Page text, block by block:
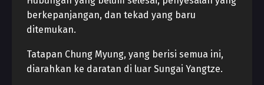
berkepanjangan, dan tekad yang baru
ditemukan.
Tatapan Chung Myung, yang berisi semua ini,
diarahkan ke daratan di luar Sungai Yangtze.